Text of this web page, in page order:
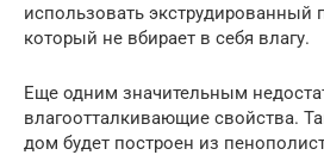
использовать экструдированный
который не вбирает в себя влагу.
Еще одним значительным
влагоотталкивающие свойства.
дом будет построен из